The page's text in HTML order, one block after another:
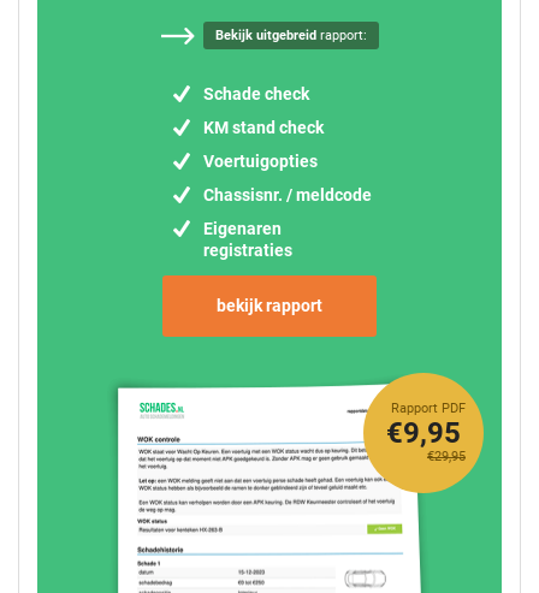
Bekijk uitgebreidrapport:
Schade check
KM stand check
Voertuigopties
Chassisnr. / meldcode
Eigenaren
registraties
bekijk rapport
Rapport PDF
€29,95
€9,95